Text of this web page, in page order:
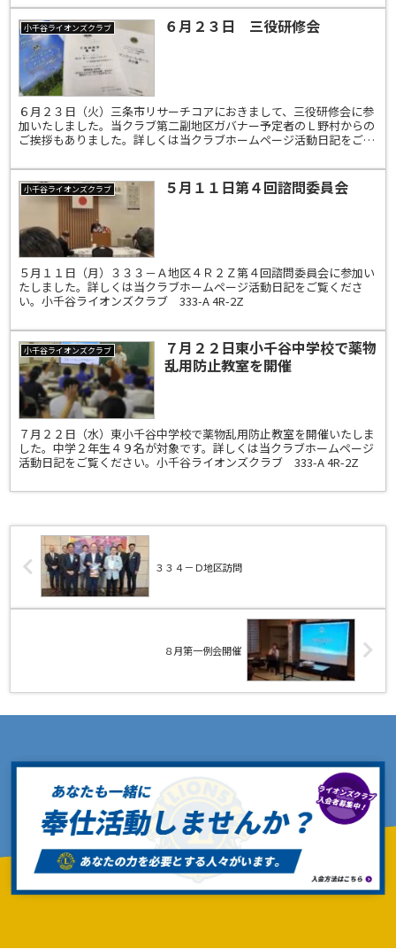
小千谷ライオンズクラブ ６月２３日 三役研修会
６月２３日（火）三条市リサーチコアにおきまして、三役研修会に参
加いたしました。当クラブ第二副地区ガバナー予定者のＬ野村からの
ご挨拶もありました。詳しくは当クラブホームページ活動日記をご覧
小千谷ライオンズクラブ ５月１１日第４回諮問委員会
５月１１日（月）３３３－Ａ地区４Ｒ２Ｚ第４回諮問委員会に参加い
たしました。詳しくは当クラブホームページ活動日記をご覧くださ
い。小千谷ライオンズクラブ 333-A 4R-2Z
小千谷ライオンズクラブ
７月２２日東小千谷中学校で薬物
乱用防止教室を開催
７月２２日（水）東小千谷中学校で薬物乱用防止教室を開催いたしま
した。中学２年生４９名が対象です。詳しくは当クラブホームページ
活動日記をご覧ください。小千谷ライオンズクラブ 333-A 4R-2Z
３３４－Ｄ地区訪問
８月第一例会開催